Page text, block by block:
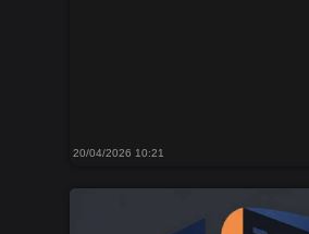
20/04/2026 10:21